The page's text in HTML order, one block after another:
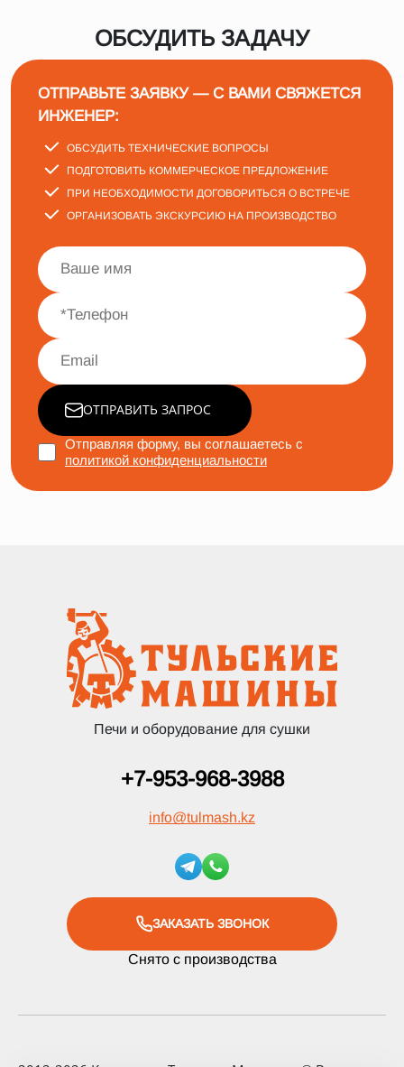
ОБСУДИТЬ ЗАДАЧУ
ОТПРАВЬТЕ ЗАЯВКУ — С ВАМИ СВЯЖЕТСЯ
ИНЖЕНЕР:
ОБСУДИТЬ ТЕХНИЧЕСКИЕ ВОПРОСЫ
ПОДГОТОВИТЬ КОММЕРЧЕСКОЕ ПРЕДЛОЖЕНИЕ
ПРИ НЕОБХОДИМОСТИ ДОГОВОРИТЬСЯ О ВСТРЕЧЕ
ОРГАНИЗОВАТЬ ЭКСКУРСИЮ НА ПРОИЗВОДСТВО
ОТПРАВИТЬ ЗАПРОС
Отправляя форму, вы соглашаетесь с
политикой конфиденциальности
Печи и оборудование для сушки
+7-953-968-3988
info@tulmash.kz
ЗАКАЗАТЬ ЗВОНОК
Снято с производства